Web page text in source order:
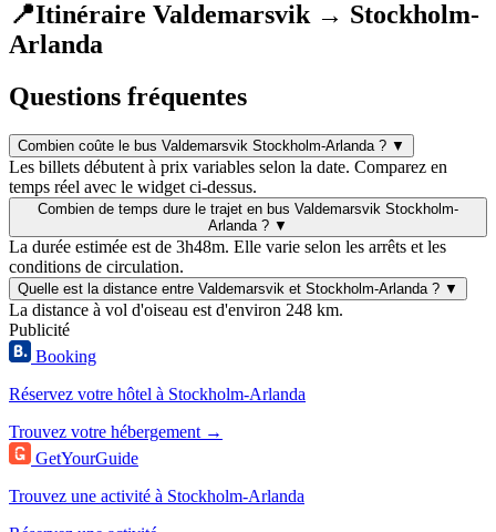
📍Itinéraire Valdemarsvik → Stockholm-
Arlanda
Questions fréquentes
Combien coûte le bus Valdemarsvik Stockholm-Arlanda ? ▼
Les billets débutent à prix variables selon la date. Comparez en
temps réel avec le widget ci-dessus.
Combien de temps dure le trajet en bus Valdemarsvik Stockholm-
Arlanda ? ▼
La durée estimée est de 3h48m. Elle varie selon les arrêts et les
conditions de circulation.
Quelle est la distance entre Valdemarsvik et Stockholm-Arlanda ? ▼
La distance à vol d'oiseau est d'environ 248 km.
Publicité
Booking
Réservez votre hôtel à Stockholm-Arlanda
Trouvez votre hébergement →
GetYourGuide
Trouvez une activité à Stockholm-Arlanda